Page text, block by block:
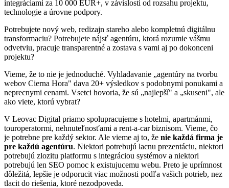
integráciami za 10 000 EUR+, v závislosti od rozsahu projektu,
technologie a úrovne podpory.
Potrebujete nový web, redizajn stareho alebo kompletnú digitálnu
transformaciu? Potrebujete nájsť agentúru, ktorá rozumie vášmu
odvetviu, pracuje transparentné a zostava s vami aj po dokonceni
projektu?
Vieme, že to nie je jednoduché. Vyhladavanie „agentúry na tvorbu
webov Cierna Hora" dava 20+ výsledkov s podobnymi ponukami a
neprecnymi cenami. Vsetci hovoria, že sú „najlepší" a „skuseni", ale
ako viete, ktorú vybrat?
V Leovac Digital priamo spolupracujeme s hotelmi, apartmánmi,
touroperatormi, nehnuteľnosťami a rent-a-car biznisom. Vieme, čo
je potrebne pre každý sektor. Ale vieme aj to, že nie každá firma je
pre každú agentúru. Niektori potrebujú lacnu prezentáciu, niektori
potrebujú zlozitu platformu s integráciou systémov a niektori
potrebujú len SEO pomoc k existujucemu webu. Preto je uprímnost
dôležitá, lepšie je odporucit viac možnosti podľa vašich potrieb, nez
tlacit do riešenia, ktoré nezodpoveda.